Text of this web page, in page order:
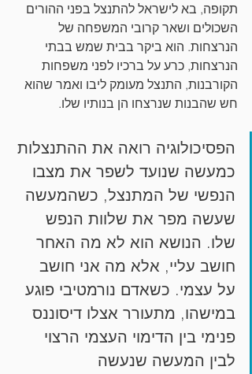
תקופה, בא לישראל להתנצל בפני ההורים
השכולים ושאר קרובי המשפחה של
הנרצחות. הוא ביקר בבית שמש בבתי
הנרצחות, כרע על ברכיו לפני משפחות
הקורבנות, התנצל מעומק ליבו ואמר שהוא
חש שהבנות שנרצחו הן בנותיו שלו.
הפסיכולוגיה רואה את ההתנצלות
כמעשה שנועד לשפר את מצבו
הנפשי של המתנצל, כשהמעשה
שעשה מפר את שלוות הנפש
שלו. הנושא הוא לא מה האחר
חושב עליי, אלא מה אני חושב
על עצמי. כשאדם נורמטיבי פוגע
במישהו, מתעורר אצלו דיסוננס
פנימי בין הדימוי העצמי הרצוי
לבין המעשה שנעשה